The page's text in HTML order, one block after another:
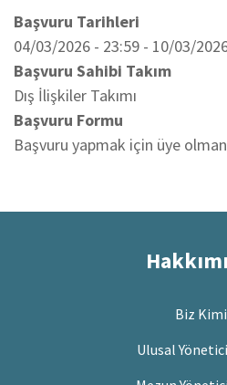
Başvuru Tarihleri
04/03/2026 - 23:59 - 10/03/
Başvuru Sahibi Takım
Dış İlişkiler Takımı
Başvuru Formu
Başvuru yapmak için üye
Biz
Ulusal